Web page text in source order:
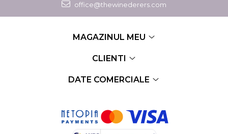
office@thewinederers.com
MAGAZINUL MEU
CLIENTI
DATE COMERCIALE